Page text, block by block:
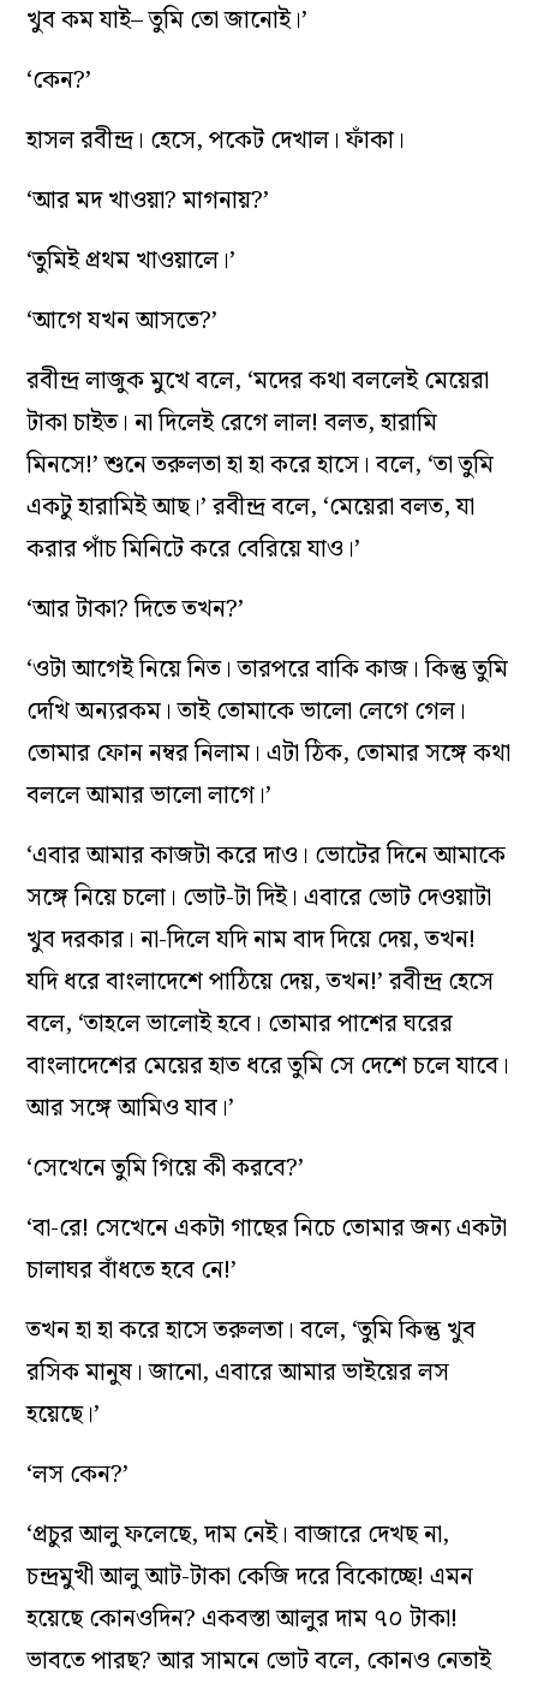
খুব কম যাই– তুমি তো জানোই।’
‘কেন?’
হাসল রবীন্দ্র। হেসে, পকেট দেখাল। ফাঁকা।
‘আর মদ খাওয়া? মাগনায়?’
‘তুমিই প্রথম খাওয়ালে।’
‘আগে যখন আসতে?’
রবীন্দ্র লাজুক মুখে বলে, ‘মদের কথা বললেই মেয়েরা
টাকা চাইত। না দিলেই রেগে লাল! বলত, হারামি
মিনসে!’ শুনে তরুলতা হা হা করে হাসে। বলে, ‘তা তুমি
একটু হারামিই আছ।’ রবীন্দ্র বলে, ‘মেয়েরা বলত, যা
করার পাঁচ মিনিটে করে বেরিয়ে যাও।’
‘আর টাকা? দিতে তখন?’
‘ওটা আগেই নিয়ে নিত। তারপরে বাকি কাজ। কিন্তু তুমি
দেখি অন্যরকম। তাই তোমাকে ভালো লেগে গেল।
তোমার ফোন নম্বর নিলাম। এটা ঠিক, তোমার সঙ্গে কথা
বললে আমার ভালো লাগে।’
‘এবার আমার কাজটা করে দাও। ভোটের দিনে আমাকে
সঙ্গে নিয়ে চলো। ভোট-টা দিই। এবারে ভোট দেওয়াটা
খুব দরকার। না-দিলে যদি নাম বাদ দিয়ে দেয়, তখন!
যদি ধরে বাংলাদেশে পাঠিয়ে দেয়, তখন!’ রবীন্দ্র হেসে
বলে, ‘তাহলে ভালোই হবে। তোমার পাশের ঘরের
বাংলাদেশের মেয়ের হাত ধরে তুমি সে দেশে চলে যাবে।
আর সঙ্গে আমিও যাব।’
‘সেখেনে তুমি গিয়ে কী করবে?’
‘বা-রে! সেখেনে একটা গাছের নিচে তোমার জন্য একটা
চালাঘর বাঁধতে হবে নে!’
তখন হা হা করে হাসে তরুলতা। বলে, ‘তুমি কিন্তু খুব
রসিক মানুষ। জানো, এবারে আমার ভাইয়ের লস
হয়েছে।’
‘লস কেন?’
‘প্রচুর আলু ফলেছে, দাম নেই। বাজারে দেখছ না,
চন্দ্রমুখী আলু আট-টাকা কেজি দরে বিকোচ্ছে! এমন
হয়েছে কোনওদিন? একবস্তা আলুর দাম ৭০ টাকা!
ভাবতে পারছ? আর সামনে ভোট বলে, কোনও নেতাই